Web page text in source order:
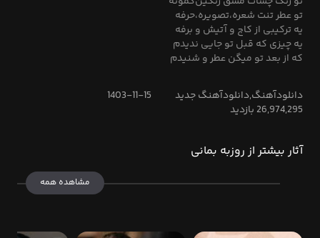
تو عطر تنت شعره،تصویره،حرفه
یه ترکیبی از کاج و آتیش و برفه
یه چیزی که قبل تو جایی ندیدم
که از بعد تو میگن عطر و شنیدم
دانلودآهنگ,دانلودآهنگ جدید
1403-11-15
26,974,295 بازدید
آثار بیشتر از روزبه بمانی
مشاهده همه